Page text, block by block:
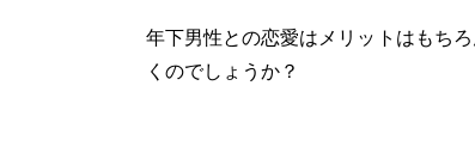
年下男性との恋愛はメリットはもち
くのでしょうか？